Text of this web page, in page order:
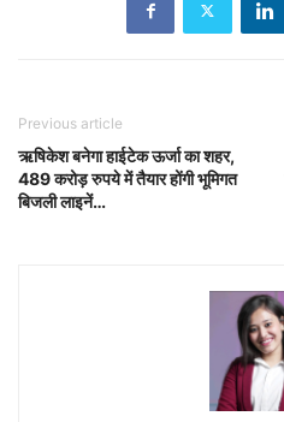
Previous article
ऋषिकेश बनेगा हाईटेक ऊर्जा का शहर,
489 करोड़ रुपये में तैयार होंगी भूमिगत
बिजली लाइनें…